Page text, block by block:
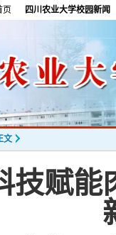
页 四川农业大学校园新闻
文
技赋